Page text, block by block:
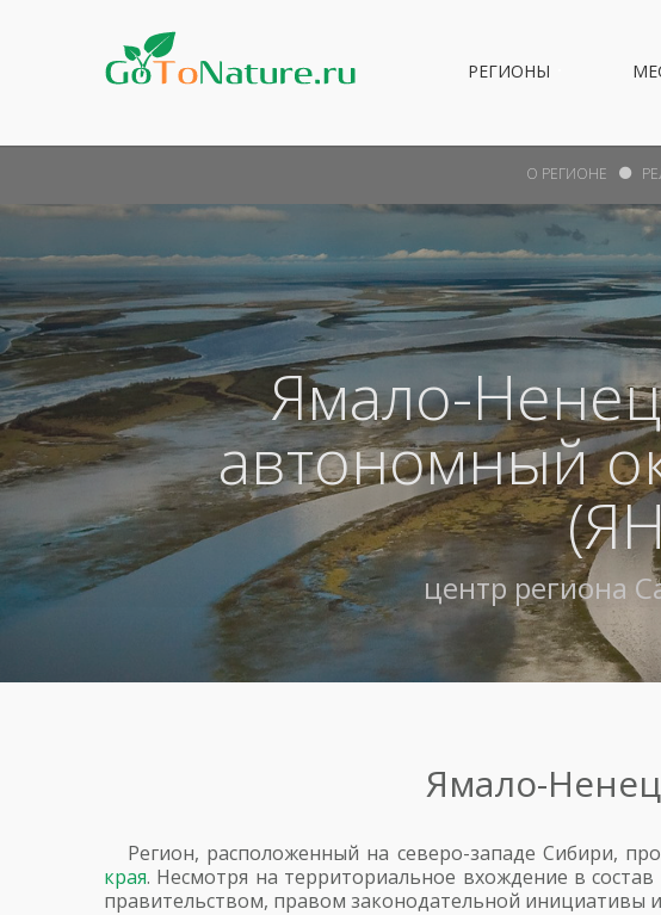
РЕГИОНЫ
Ямало-
автономный
центр региона
О РЕГИОНЕ
Ямало-
Регион, расположенный на северо-западе Сибири,
края. Несмотря на территориальное вхождение в состав
правительством, правом законодательной инициативы